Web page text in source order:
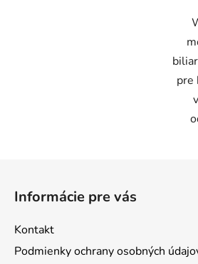
pre
Informácie pre vás
Kontakt
Podmienky ochrany osobných